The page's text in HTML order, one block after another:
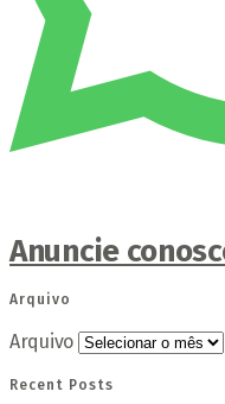
Anuncie
Arquivo
Arquivo
Recent Posts